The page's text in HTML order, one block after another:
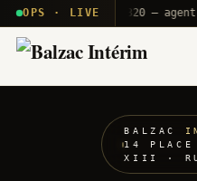
OPS · LIVE
T2E · B71 Push A320 — agent
BALZAC
14 PLACE
XIII ·